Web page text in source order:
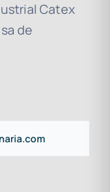
Catex
de